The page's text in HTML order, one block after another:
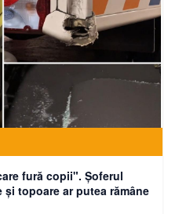
fură copii". Şoferul
topoare ar putea rămâne